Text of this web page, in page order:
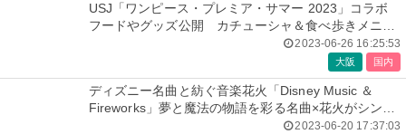
USJ「ワンピース・プレミア・サマー 2023」コラボ
フードやグッズ公開 カチューシャ＆食べ歩きメニュ
2023-06-26 16:25:53
大阪 国内
ディズニー名曲と紡ぐ音楽花火「Disney Music ＆
Fireworks」夢と魔法の物語を彩る名曲×花火がシンク
2023-06-20 17:37:03